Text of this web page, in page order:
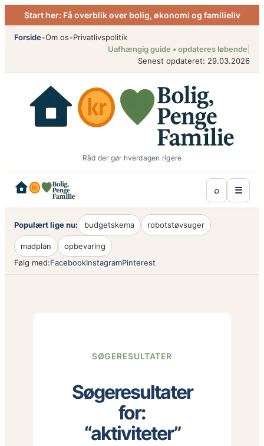
Spring
til
indhold
Start her: Få overblik over bolig, økonomi og familieliv
Forside•Om os•Privatlivspolitik
Uafhængig guide • opdateres løbende
Senest opdateret: 29.03.2026
Råd der gør hverdagen rigere
⌕ ☰
Populært lige nu: budgetskema robotstøvsuger
madplan
opbevaring
Følg med:FacebookInstagramPinterest
SØGERESULTATER
Søgeresultater
for:
“aktiviteter”